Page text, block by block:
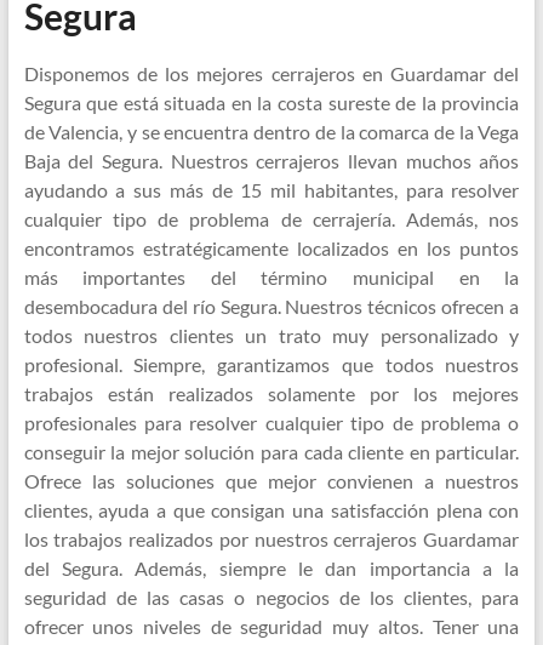
Segura
Disponemos de los mejores cerrajeros en Guardamar del
Segura que está situada en la costa sureste de la provincia
de Valencia, y se encuentra dentro de la comarca de la Vega
Baja del Segura. Nuestros cerrajeros llevan muchos años
ayudando a sus más de 15 mil habitantes, para resolver
cualquier tipo de problema de cerrajería. Además, nos
encontramos estratégicamente localizados en los puntos
más importantes del término municipal en la
desembocadura del río Segura. Nuestros técnicos ofrecen a
todos nuestros clientes un trato muy personalizado y
profesional. Siempre, garantizamos que todos nuestros
trabajos están realizados solamente por los mejores
profesionales para resolver cualquier tipo de problema o
conseguir la mejor solución para cada cliente en particular.
Ofrece las soluciones que mejor convienen a nuestros
clientes, ayuda a que consigan una satisfacción plena con
los trabajos realizados por nuestros cerrajeros Guardamar
del Segura. Además, siempre le dan importancia a la
seguridad de las casas o negocios de los clientes, para
ofrecer unos niveles de seguridad muy altos. Tener una